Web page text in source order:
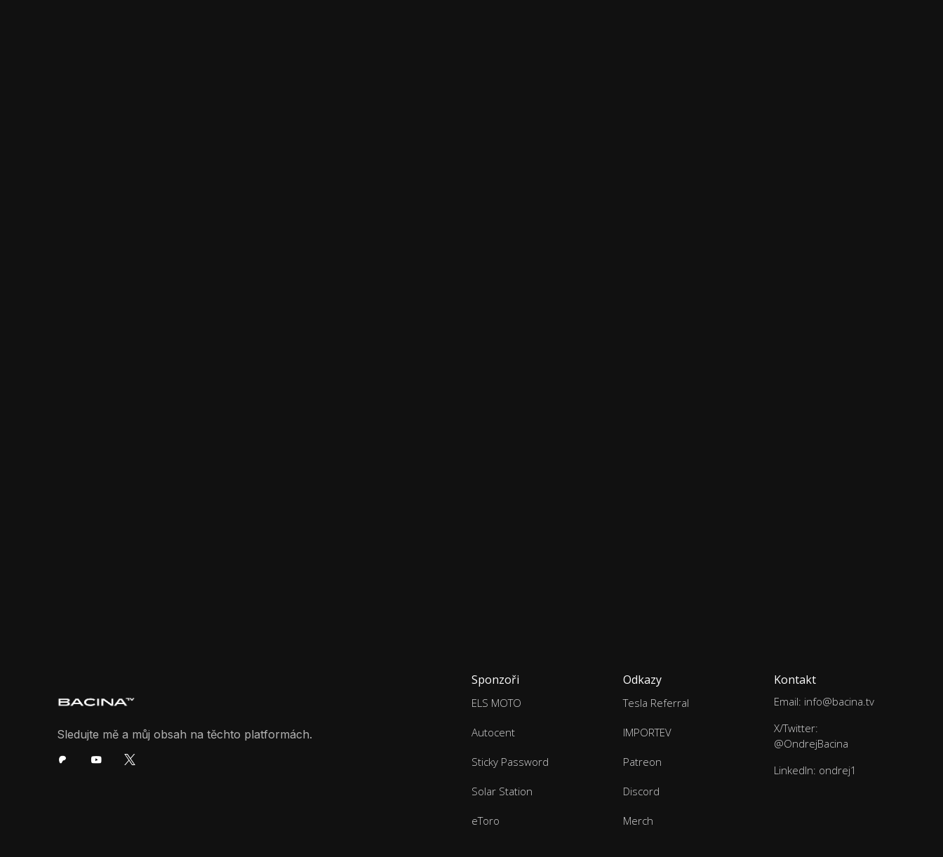
Sledujte mě a můj obsah na těchto platformách.
Sponzoři
ELS MOTO
Autocent
Sticky Password
Solar Station
eToro
Odkazy
Tesla Referral
IMPORTEV
Patreon
Discord
Merch
Kontakt
Email: info@bacina.tv
X/Twitter:
@OndrejBacina
LinkedIn: ondrej1